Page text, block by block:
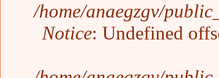
/home/anaegzgv/
Notice: Undefined